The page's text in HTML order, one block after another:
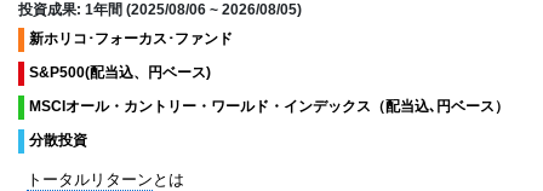
End of interactive chart.
投資成果: 1年間 (2025/08/06 ~ 2026/08/05)
新ホリコ･フォーカス･ファンド
S&P500(配当込、円ベース)
MSCIオール・カントリー・ワールド・インデックス（配当込､円ベース）
分散投資
トータルリターンとは